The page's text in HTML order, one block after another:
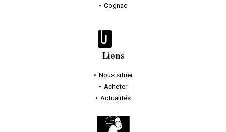
Cognac
Liens
Nous situer
Acheter
Actualités